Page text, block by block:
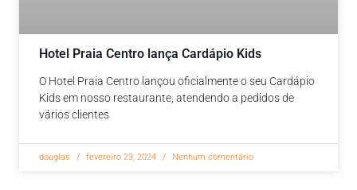
Hotel Praia Centro lança Cardápio Kids
O Hotel Praia Centro lançou oficialmente o seu Cardápio
Kids em nosso restaurante, atendendo a pedidos de
vários clientes
douglas fevereiro 23, 2024 Nenhum comentário